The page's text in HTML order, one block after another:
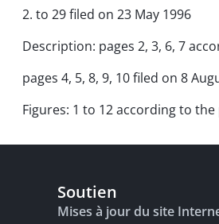
2. to 29 filed on 23 May 1996
Description: pages 2, 3, 6, 7
pages 4, 5, 8, 9, 10 filed on 8
Figures: 1 to 12 according to
Soutien
Mises à jour du site